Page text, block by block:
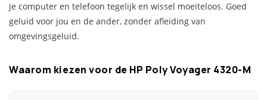
je computer en telefoon tegelijk en wissel moeiteloos. Goed
geluid voor jou en de ander, zonder afleiding van
omgevingsgeluid.
Waarom kiezen voor de HP Poly Voyager 4320-M